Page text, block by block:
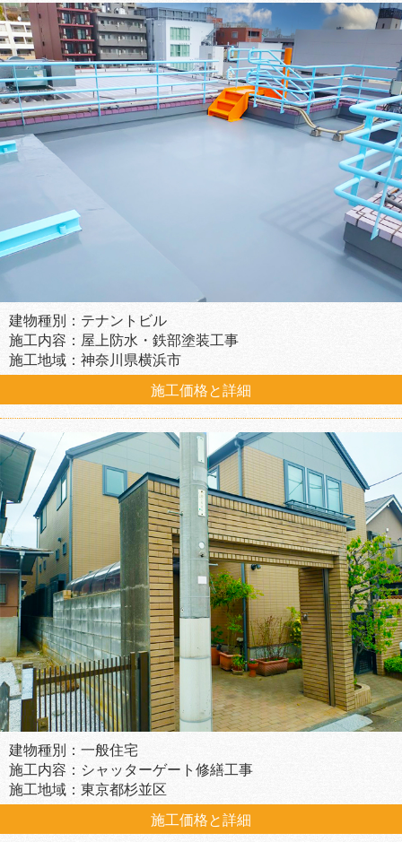
建物種別：テナントビル
施工内容：屋上防水・鉄部塗装工事
施工地域：神奈川県横浜市
施工価格と詳細
建物種別：一般住宅
施工内容：シャッターゲート修繕工事
施工地域：東京都杉並区
施工価格と詳細